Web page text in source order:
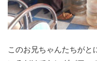
このお兄ちゃんたちがと